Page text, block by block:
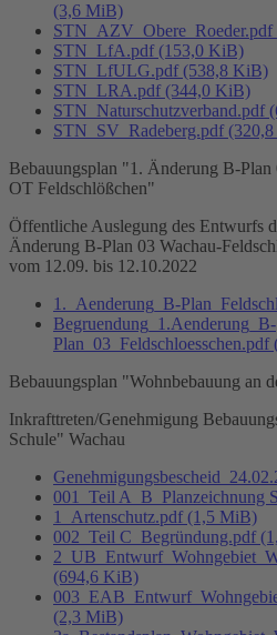
(3,6 MiB)
STN_AZV_Obere_Roeder.pdf
STN_LfA.pdf (153,0 KiB)
STN_LfULG.pdf (538,8 KiB)
STN_LRA.pdf (344,0 KiB)
STN_Naturschutzverband.pdf
STN_SV_Radeberg.pdf
Bebauungsplan "1. Änderung B-Plan
OT Feldschlößchen"
Öffentliche Auslegung des Entwurfs
Änderung B-Plan 03 Wachau-
vom 12.09. bis 12.10.2022
1._Aenderung_B-
Begruendung_1.Aenderung_B-
Plan_03_Feldschloesschen.pdf
Bebauungsplan "Wohnbebauung an
Inkrafttreten/Genehmigung
Schule" Wachau
001_Teil A_B_Planzeichnung
1_Artenschutz.pdf (1,5 MiB)
002_Teil C_Begründung.pdf
(694,6 KiB)
(2,3 MiB)